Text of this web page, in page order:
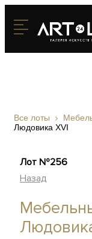
Все лоты
Людовика XVI
Лот №256
Назад